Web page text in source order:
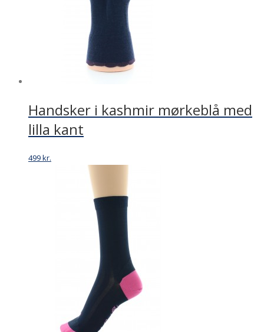
Handsker i kashmir mørkeblå med
lilla kant
499kr.